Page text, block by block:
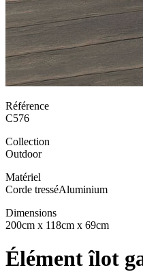
Référence
C576
Collection
Outdoor
Matériel
Corde tresséAluminium
Dimensions
200cm x 118cm x 69cm
Élément îlot